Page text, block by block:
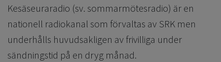
Kesäseuraradio (sv. sommarmötesradio) är en
nationell radiokanal som förvaltas av SRK men
underhålls huvudsakligen av frivilliga under
sändningstid på en dryg månad.